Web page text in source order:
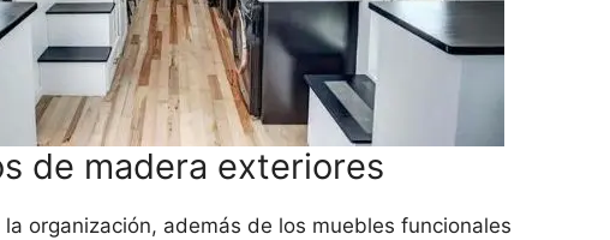
de madera exteriores
organización, además de los muebles funcionales